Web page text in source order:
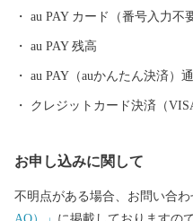
地域となっています。
au PAY カード（番号入力不
au PAY 残高
au PAY（auかんたん決済）
クレジットカード決済（
お申し込みに関して
不明点がある場合、お問い合